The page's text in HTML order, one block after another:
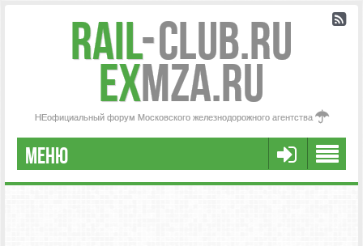
Rail-Club.RU
exMZA.RU
НЕофициальный форум Московского железнодорожного агентства
МЕНЮ
РЕГИСТРАЦИЯ